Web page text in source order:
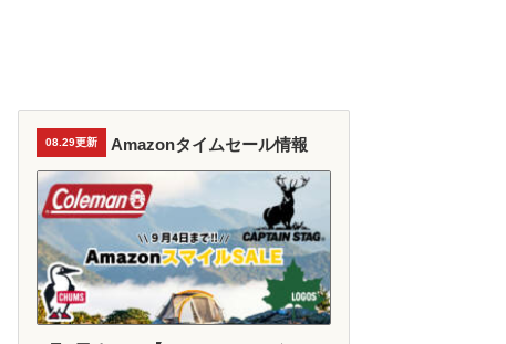
08.29更新 Amazonタイムセール情報